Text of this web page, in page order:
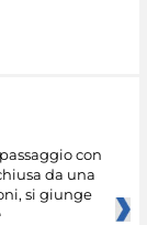
con
da una
si giunge